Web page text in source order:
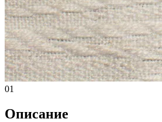
01
Описание